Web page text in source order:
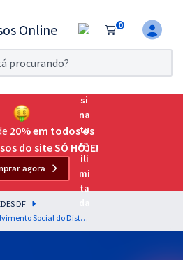
0
por 7 dias!
para o Exame da
para as principais
20% em todos os
do site SÓ HOJE!
agora
DF
SEDES DF - Secretaria de Desenvolvimento Social do Distrito Federal - Especialista em Desenvolvimento e Assistência Social (EDAS) - Especialidade: Direito e Legislação (Cargo 403) (Pós-Edital)